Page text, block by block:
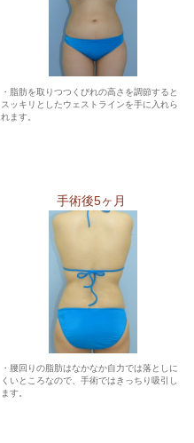
・脂肪を取りつつくびれの高さを調節すると
スッキリとしたウェストラインを手に入れら
れます。
手術後5ヶ月
・腰回りの脂肪はなかなか自力では落としに
くいところなので、手術ではきっちり吸引し
ます。